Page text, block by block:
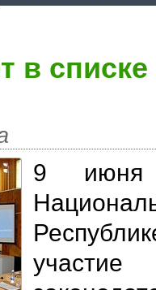
в
9 июня
участие